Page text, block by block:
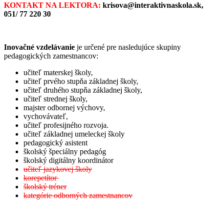
KONTAKT NA LEKTORA: krisova@interaktivnaskola.sk,
051/ 77 220 30
Inovačné vzdelávanie je určené pre nasledujúce skupiny
pedagogických zamestnancov:
učiteľ materskej školy,
učiteľ prvého stupňa základnej školy,
učiteľ druhého stupňa základnej školy,
učiteľ strednej školy,
majster odbornej výchovy,
vychovávateľ,
učiteľ profesijného rozvoja.
učiteľ základnej umeleckej školy
pedagogický asistent
školský špeciálny pedagóg
školský digitálny koordinátor
učiteľ jazykovej školy
korepetítor
školský tréner
kategórie odborných zamestnancov